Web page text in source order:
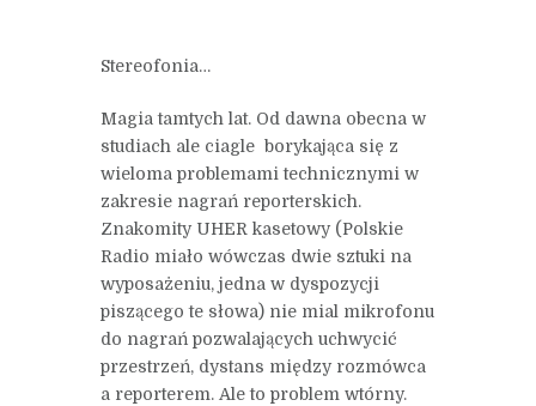
Stereofonia…
Magia tamtych lat. Od dawna obecna w
studiach ale ciagle borykająca się z
wieloma problemami technicznymi w
zakresie nagrań reporterskich.
Znakomity UHER kasetowy (Polskie
Radio miało wówczas dwie sztuki na
wyposażeniu, jedna w dyspozycji
piszącego te słowa) nie mial mikrofonu
do nagrań pozwalających uchwycić
przestrzeń, dystans między rozmówca
a reporterem. Ale to problem wtórny.